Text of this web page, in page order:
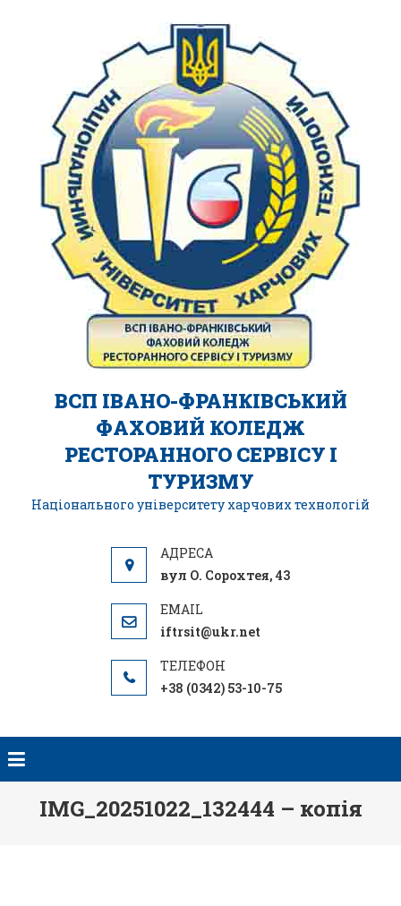
ВСП ІВАНО-ФРАНКІВСЬКИЙ
ФАХОВИЙ КОЛЕДЖ
РЕСТОРАННОГО СЕРВІСУ І
ТУРИЗМУ
Національного університету харчових технологій
вул О. Сорохтея, 43
iftrsit@ukr.net
+38 (0342) 53-10-75
IMG_20251022_132444 – копія